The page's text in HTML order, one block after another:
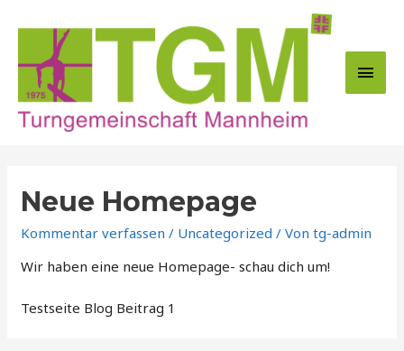
Inhalt
Neue Homepage
Kommentar verfassen / Uncategorized / Vontg-admin
Wir haben eine neue Homepage- schau dich um!
Testseite Blog Beitrag 1